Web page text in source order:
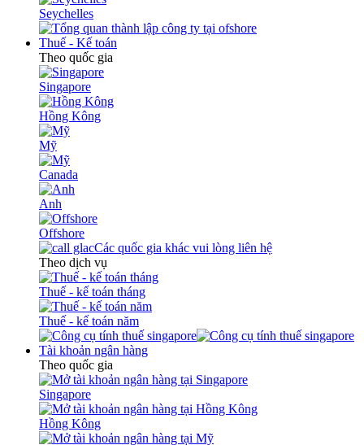
Seychelles
Thuế - Kế toán
Theo quốc gia
Singapore
Hồng Kông
Mỹ
Canada
Anh
Offshore
Các quốc gia khác vui lòng liên hệ
Theo dịch vụ
Thuế - kế toán tháng
Thuế - kế toán năm
Tài khoản ngân hàng
Theo quốc gia
Singapore
Hồng Kông